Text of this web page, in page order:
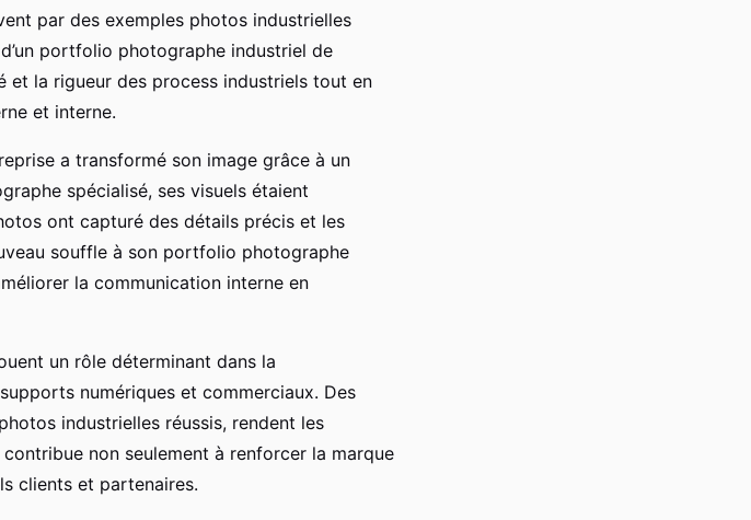
par des exemples photos industrielles
portfolio photographe industriel de
et la rigueur des process industriels tout en
et interne.
a transformé son image grâce à un
spécialisé, ses visuels étaient
ont capturé des détails précis et les
souffle à son portfolio photographe
la communication interne en
un rôle déterminant dans la
numériques et commerciaux. Des
industrielles réussis, rendent les
non seulement à renforcer la marque
clients et partenaires.